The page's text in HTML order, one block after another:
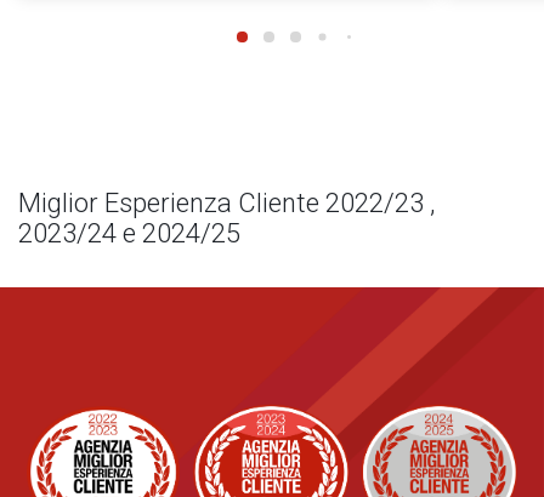
Miglior Esperienza Cliente 2022/23 ,
2023/24 e 2024/25